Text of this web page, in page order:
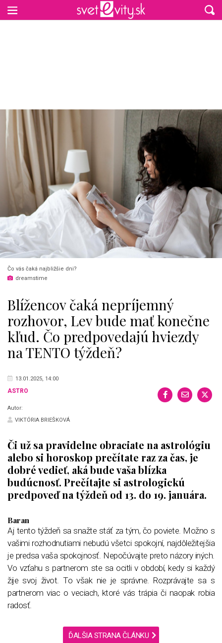
Čo vás čaká najbližšie dni?
dreamstime
Blížencov čaká nepríjemný
rozhovor, Lev bude mať konečne
kľud. Čo predpovedajú hviezdy
na TENTO týždeň?
13.01.2025, 14:00
ASTRO
Autor:
VIKTÓRIA BRIEŠKOVÁ
Či už sa pravidelne obraciate na astrológiu
alebo si horoskop prečítate raz za čas, je
dobré vedieť, aká bude vaša blízka
budúcnosť. Prečítajte si astrologickú
predpoveď na týždeň od 13. do 19. januára.
Baran
Aj tento týždeň sa snažte stáť za tým, čo poviete. Možno s
vašimi rozhodnutiami nebudú všetci spokojní, najdôležitejšia
je predsa vaša spokojnosť. Nepočúvajte preto názory iných.
Vo vzťahu s partnerom ste sa ocitli v období, kedy si každý
žije svoj život. To však nie je správne. Rozprávajte sa s
partnerom viac o veciach, ktoré vás trápia či naopak robia
radosť.
ĎALŠIA STRANA ČLÁNKU